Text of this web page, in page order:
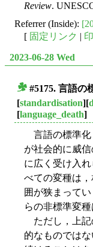
Review.
Referrer (Inside):
[ 固定リンク |
2023-06-28 Wed
#5175. 言語の
[standardisation][
[language_death]
言語の標準化
が社会的に威
に広く受け入
べての変種は
囲が狭まって
らの非標準変
ただし，上記
的なものでは